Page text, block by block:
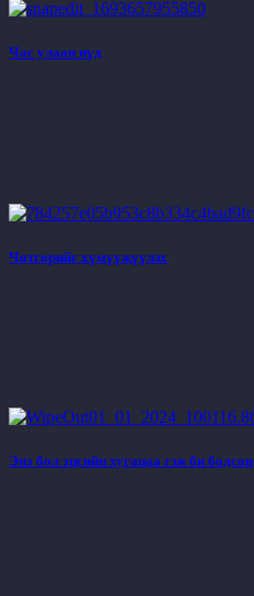
Час улаан нүд
Чөтгөрийг хүмүүжүүлэх
Энэ бол эцсийн хугацаа гэж би бодсон